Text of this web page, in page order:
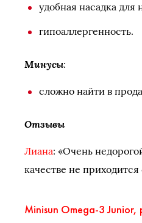
удобная насадка для
гипоаллергенность.
Минусы:
сложно найти в
Отзывы
Лиана: «Очень
качестве не
Minisun Omega-3 Junior,